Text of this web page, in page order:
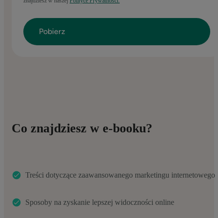
Co znajdziesz w e-booku?
Treści dotyczące zaawansowanego marketingu internetowego
Sposoby na zyskanie lepszej widoczności online